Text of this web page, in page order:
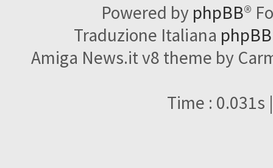
Powered by phpBB®
Traduzione Italiana
Amiga News.it v8 theme by
Time : 0.031s